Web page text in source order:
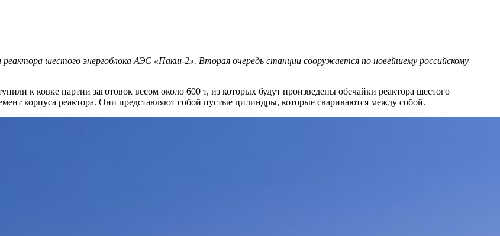
шестого энергоблока АЭС «Пакш-2». Вторая очередь станции сооружается по новейшему российскому
к ковке партии заготовок весом около 600 т, из которых будут произведены обечайки реактора шестого
корпуса реактора. Они представляют собой пустые цилиндры, которые свариваются между собой.